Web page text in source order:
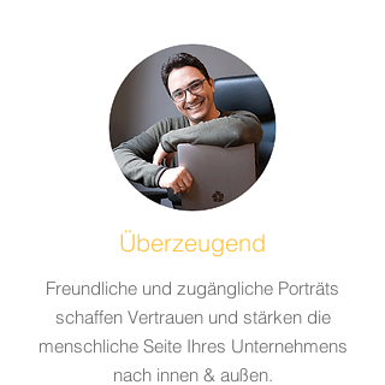
Überzeugend
Freundliche und zugängliche Porträts
schaffen Vertrauen und stärken die
menschliche Seite Ihres Unternehmens
nach innen & außen.